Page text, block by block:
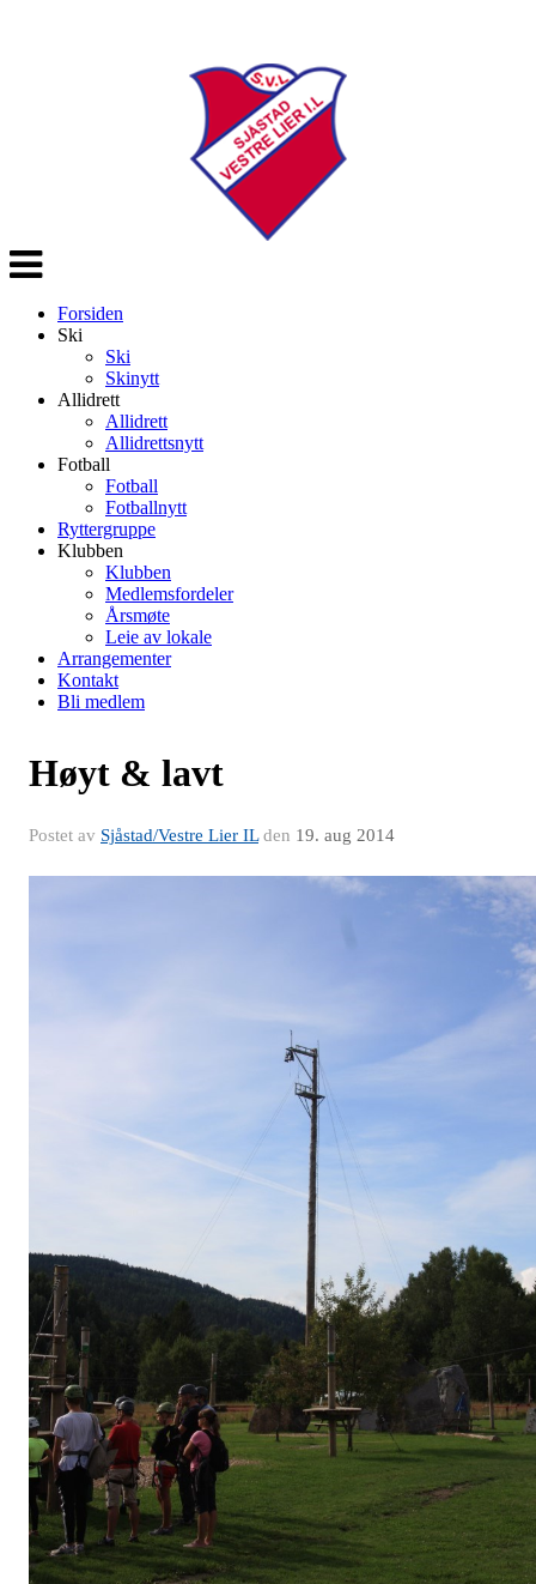
Veksle
navigasjon
Forsiden
Ski
Ski
Skinytt
Allidrett
Allidrett
Allidrettsnytt
Fotball
Fotball
Fotballnytt
Ryttergruppe
Klubben
Klubben
Medlemsfordeler
Årsmøte
Leie av lokale
Arrangementer
Kontakt
Bli medlem
Høyt & lavt
Postet av Sjåstad/Vestre Lier ILden 19. aug 2014